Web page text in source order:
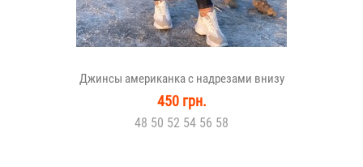
Джинсы американка с надрезами внизу
450 грн.
48 50 52 54 56 58